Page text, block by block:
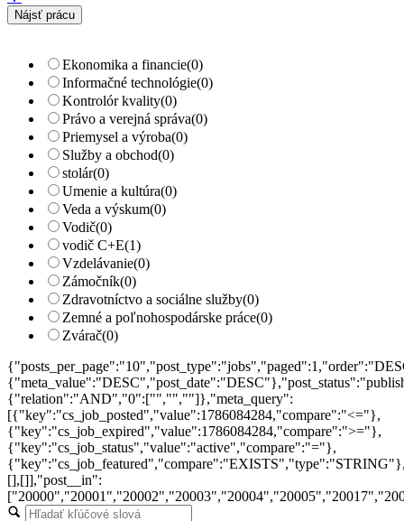
Ekonomika a financie(0)
Informačné technológie(0)
Kontrolór kvality(0)
Právo a verejná správa(0)
Priemysel a výroba(0)
Služby a obchod(0)
stolár(0)
Umenie a kultúra(0)
Veda a výskum(0)
Vodič(0)
vodič C+E(1)
Vzdelávanie(0)
Zámočník(0)
Zdravotníctvo a sociálne služby(0)
Zemné a poľnohospodárske práce(0)
Zvárač(0)
{"relation":"AND","0":["","",""]},"meta_query":
[{"key":"cs_job_posted","value":1786084284,"compare":"<="},
{"key":"cs_job_expired","value":1786084284,"compare":">="},
{"key":"cs_job_status","value":"active","compare":"="},
[],[]],"post__in":